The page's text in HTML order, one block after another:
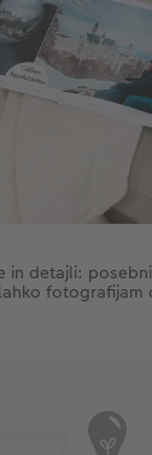
in detajli:
fotografijam